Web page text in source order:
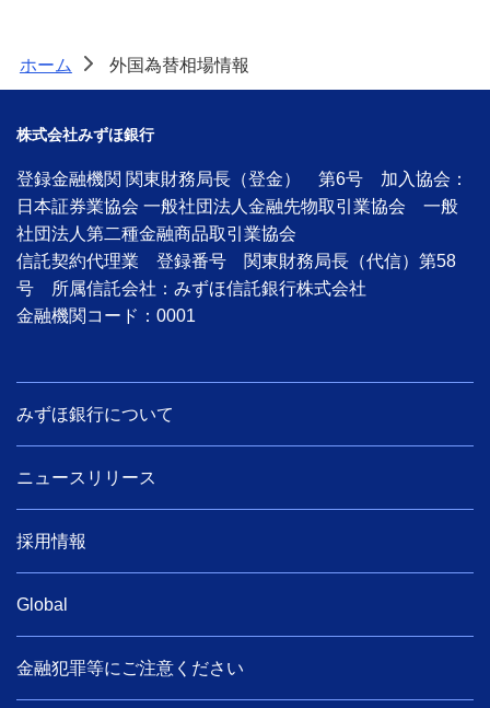
ホーム > 外国為替相場情報
株式会社みずほ銀行
登録金融機関 関東財務局長（登金） 第6号 加入協会：
日本証券業協会 一般社団法人金融先物取引業協会 一般
社団法人第二種金融商品取引業協会
信託契約代理業 登録番号 関東財務局長（代信）第58
号 所属信託会社：みずほ信託銀行株式会社
金融機関コード：0001
みずほ銀行について
ニュースリリース
採用情報
Global
金融犯罪等にご注意ください